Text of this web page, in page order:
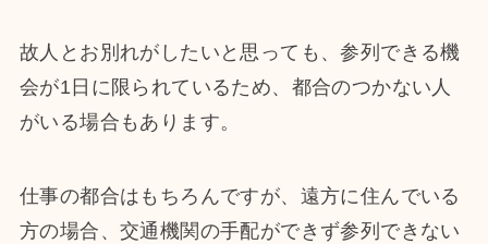
故人とお別れがしたいと思っても、参列できる機
会が1日に限られているため、都合のつかない人
がいる場合もあります。
仕事の都合はもちろんですが、遠方に住んでいる
方の場合、交通機関の手配ができず参列できない